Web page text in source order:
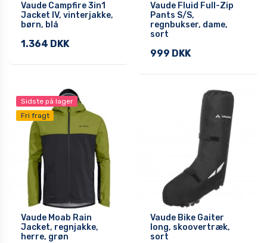
Vaude Campfire 3in1
Jacket IV, vinterjakke,
børn, blå
1.364 DKK
Vaude Fluid Full-Zip
Pants S/S,
regnbukser, dame,
sort
999 DKK
Sidste på lager
Fri fragt
Vaude Moab Rain
Jacket, regnjakke,
herre, grøn
Vaude Bike Gaiter
long, skoovertræk,
sort